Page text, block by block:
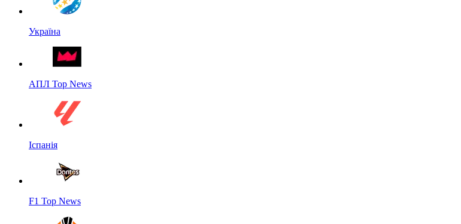
Україна
АПЛ Top News
Іспанія
F1 Top News